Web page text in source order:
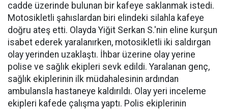
cadde üzerinde bulunan bir kafeye saklanmak istedi.
Motosikletli şahıslardan biri elindeki silahla kafeye
doğru ateş etti. Olayda Yiğit Serkan S.'nin eline kurşun
isabet ederek yaralanırken, motosikletli iki saldırgan
olay yerinden uzaklaştı. İhbar üzerine olay yerine
polise ve sağlık ekipleri sevk edildi. Yaralanan genç,
sağlık ekiplerinin ilk müdahalesinin ardından
ambulansla hastaneye kaldırıldı. Olay yeri inceleme
ekipleri kafede çalışma yaptı. Polis ekiplerinin